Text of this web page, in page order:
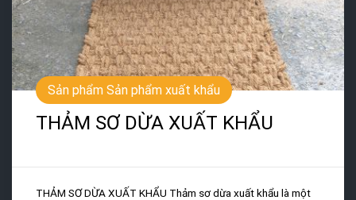
Sản phẩm Sản phẩm xuất khẩu
THẢM SƠ DỪA XUẤT KHẨU
THẢM SƠ DỪA XUẤT KHẨU Thảm sơ dừa xuất khẩu là một